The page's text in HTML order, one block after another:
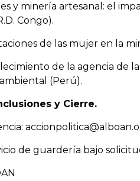
y minería artesanal: el
Congo).
de las mujer en la
de la agencia de
(Perú).
y Cierre.
de guardería bajo